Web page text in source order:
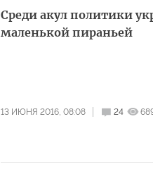
Среди акул политики
маленькой пираньей
13 ИЮНЯ 2016, 08:08 24